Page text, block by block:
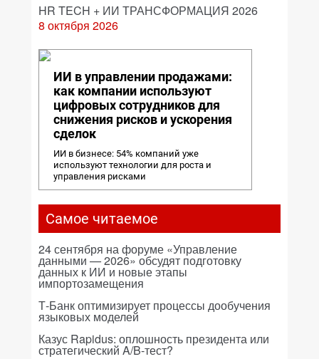
HR TECH + ИИ ТРАНСФОРМАЦИЯ 2026
8 октября 2026
ИИ в управлении продажами:
как компании используют
цифровых сотрудников для
снижения рисков и ускорения
сделок
ИИ в бизнесе: 54% компаний уже
используют технологии для роста и
управления рисками
Самое читаемое
24 сентября на форуме «Управление
данными — 2026» обсудят подготовку
данных к ИИ и новые этапы
импортозамещения
Т-Банк оптимизирует процессы дообучения
языковых моделей
Казус Rapidus: оплошность президента или
стратегический A/B-тест?